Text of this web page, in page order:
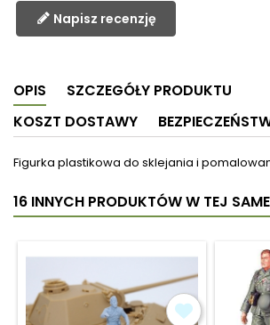
Napisz recenzję
OPIS
SZCZEGÓŁY PRODUKTU
KOSZT DOSTAWY
Figurka plastikowa do sklejania i
16 INNYCH PRODUKTÓW W TEJ